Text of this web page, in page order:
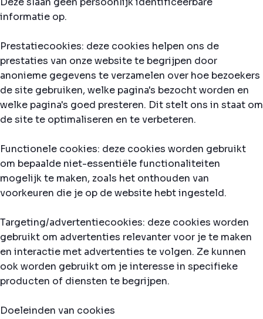
informatie op.
Prestatiecookies: deze cookies helpen ons de
prestaties van onze website te begrijpen door
anonieme gegevens te verzamelen over hoe bezoekers
de site gebruiken, welke pagina's bezocht worden en
welke pagina's goed presteren. Dit stelt ons in staat om
de site te optimaliseren en te verbeteren.
Functionele cookies: deze cookies worden gebruikt
om bepaalde niet-essentiële functionaliteiten
mogelijk te maken, zoals het onthouden van
voorkeuren die je op de website hebt ingesteld.
Targeting/advertentiecookies: deze cookies worden
gebruikt om advertenties relevanter voor je te maken
en interactie met advertenties te volgen. Ze kunnen
ook worden gebruikt om je interesse in specifieke
producten of diensten te begrijpen.
Doeleinden van cookies